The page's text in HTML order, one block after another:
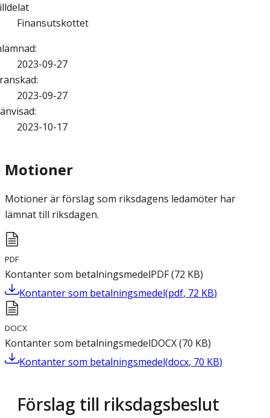
Finansutskottet
:
2023-09-27
:
2023-09-27
:
2023-10-17
Motioner
Motioner är förslag som riksdagens ledamöter har
lämnat till riksdagen.
PDF
Kontanter som betalningsmedelPDF(72 KB)
Kontanter som betalningsmedel(pdf, 72 KB)
DOCX
Kontanter som betalningsmedelDOCX(70 KB)
Kontanter som betalningsmedel(docx, 70 KB)
Förslag till riksdagsbeslut